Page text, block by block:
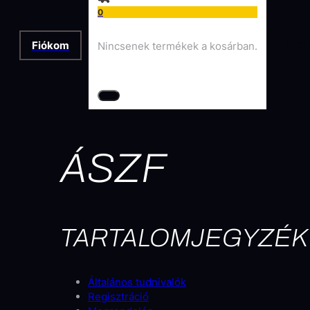
Fiókom
0
Nincsenek termékek a kosárban.
ÁSZF
TARTALOMJEGYZÉK
Általános tudnivalók
Regisztráció